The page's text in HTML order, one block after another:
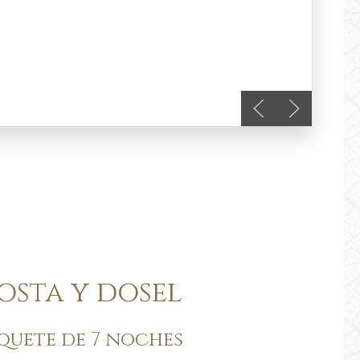
Previous slide
Next slide
y dosel
de 7 noches